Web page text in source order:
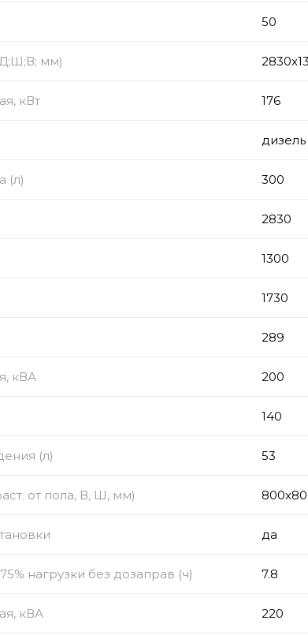
50
мм)
кВт 176
дизель
(л) 300
2830
1300
1730
289
кВА 200
140
(л) 53
от пола, В, Ш, мм)
да
нагрузки без дозаправ (ч) 7.8
кВА 220